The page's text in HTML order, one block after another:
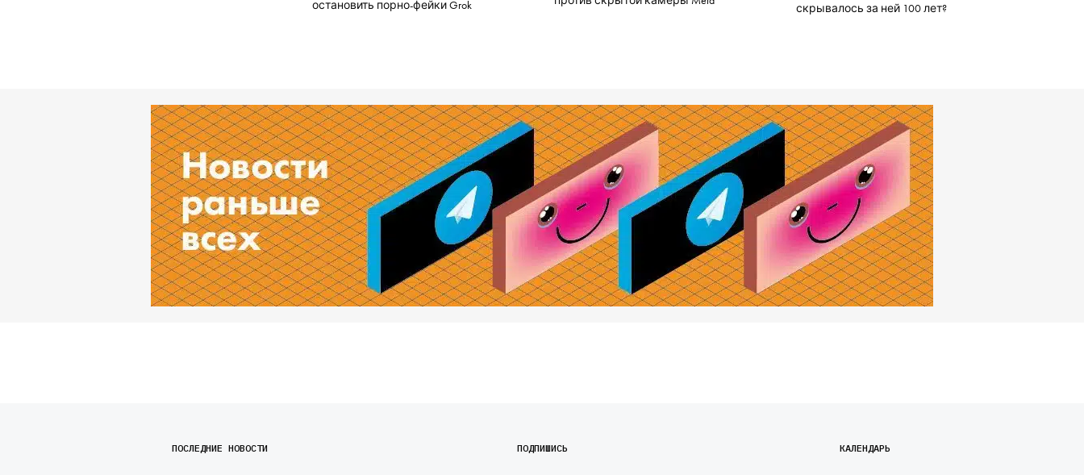
остановить порно-фейки Grok
скрывалось за ней 100 лет?
ПОСЛЕДНИЕ НОВОСТИ ПОДПИШИСЬ КАЛЕНДАРЬ